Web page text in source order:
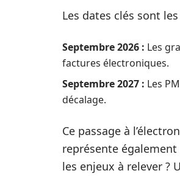
Les dates clés sont
Septembre 2026 : Les
factures électroniques.
Septembre 2027 : Les
décalage.
Ce passage à
représente
les enjeux à relever ?